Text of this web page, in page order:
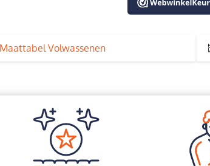
Maattabel Volwassenen